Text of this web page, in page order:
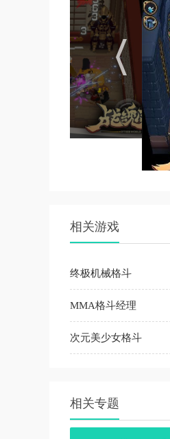
- 隐藏房间女弓箭手
- 隐藏房间德古拉吸
- 传送房间不出现；
2.优化调整：
- 角色复活后将获得
- “雷电法王”的攻击
- 降低了进攻型精
- 霸体精英现在不
- 玩家现在可以更快
- 强控效果（如眩
相关游戏
终极机械格斗
MMA格斗经理
次元美少女格斗
相关专题